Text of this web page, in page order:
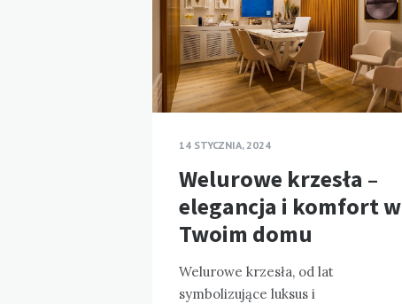
14 STYCZNIA, 2024
Welurowe krzesła –
elegancja i komfort w
Twoim domu
Welurowe krzesła, od lat
symbolizujące luksus i